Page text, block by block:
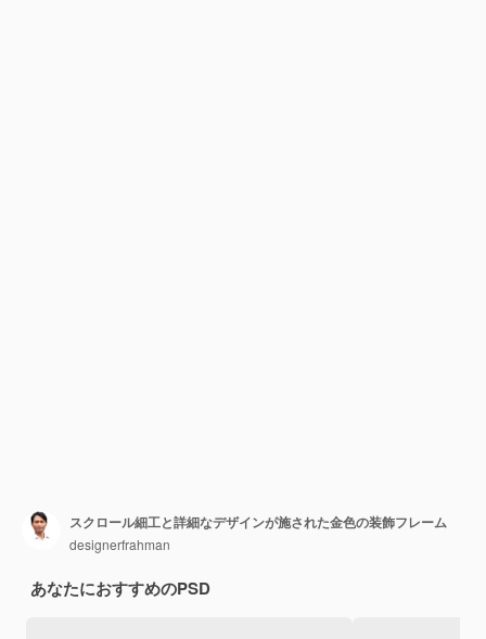
スクロール細工と詳細なデザインが施された金色の装飾フレーム
designerfrahman
あなたにおすすめのPSD